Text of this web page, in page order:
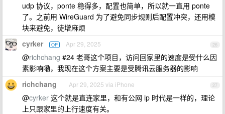
udp 协议，ponte 稳得多，配置也简单，所以就一直用 ponte
了。之前用 WireGuard 为了避免同步规则后配置冲突，还用模
块来避免，徒增麻烦
26
cyrker OP Apr 29, 2025
@richchang #24 老哥这个项目，访问回家里的速度是受什么因
素影响嘞，我现在这个方案主要是受腾讯云服务器的影响
27
richchang Apr 29, 2025 via iPhone
@cyrker 这个就是直连家里，和有公网 ip 时代是一样的，理论
上只跟家里的上行速度有关。